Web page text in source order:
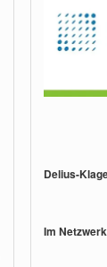
Delius-
Im